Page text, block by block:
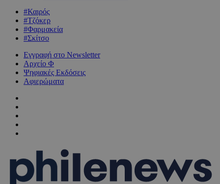
#Καιρός
#Τζόκερ
#Φαρμακεία
#Σκίτσο
Εγγραφή στο Newsletter
Αρχείο Φ
Ψηφιακές Εκδόσεις
Αφιερώματα